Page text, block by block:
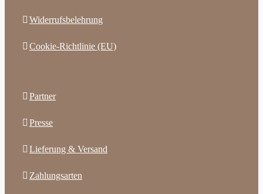
Widerrufsbelehrung
Cookie-Richtlinie (EU)
Partner
Presse
Lieferung & Versand
Zahlungsarten